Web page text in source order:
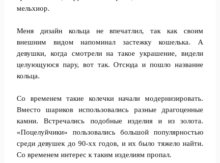
мельхиор.
Меня дизайн кольца не впечатлил, так как своим
внешним видом напоминал застежку кошелька. А
девушки, когда смотрели на такое украшение, видели
целующуюся пару, вот так. Отсюда и пошло название
кольца.
Со временем такие колечки начали модернизировать.
Вместо шариков использовались разные драгоценные
камни. Встречались подобные изделия и из золота.
«Поцелуйчики» пользовались большой популярностью
среди девушек до 90-хх годов, и их было тяжело найти.
Со временем интерес к таким изделиям пропал.